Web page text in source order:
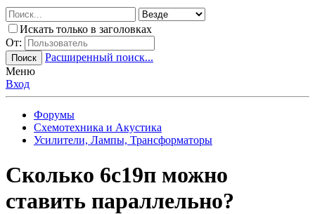
Искать только в заголовках
От:
Поиск
Расширенный поиск...
Меню
Вход
Форумы
Схемотехника и Акустика
Усилители, Лампы, Трансформаторы
Сколько 6с19п можно
ставить параллельно?